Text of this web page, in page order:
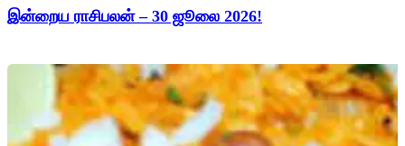
இன்றைய ராசிபலன் – 30 ஜூலை 2026!